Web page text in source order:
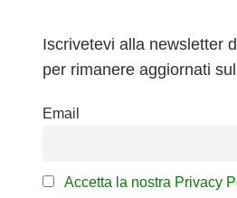
Iscrivetevi alla newsletter
per rimanere aggiornati
Email
Accetta la nostra Privacy